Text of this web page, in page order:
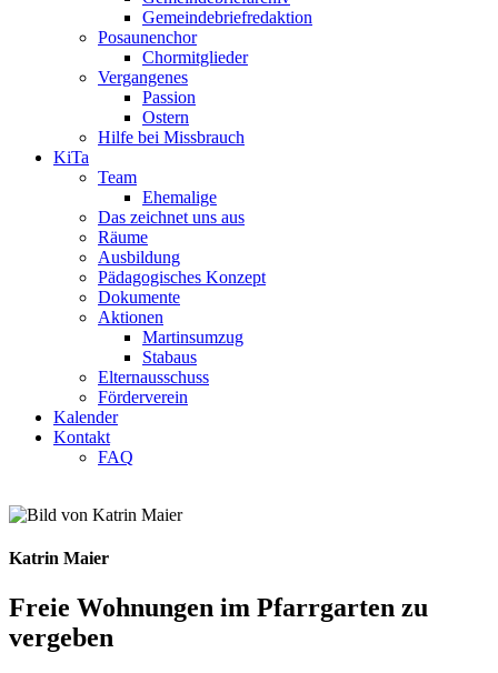
Gemeindebriefredaktion
Posaunenchor
Chormitglieder
Vergangenes
Passion
Ostern
Hilfe bei Missbrauch
KiTa
Team
Ehemalige
Das zeichnet uns aus
Räume
Ausbildung
Pädagogisches Konzept
Dokumente
Aktionen
Martinsumzug
Stabaus
Elternausschuss
Förderverein
Kalender
Kontakt
FAQ
Katrin Maier
Freie Wohnungen im Pfarrgarten zu
vergeben